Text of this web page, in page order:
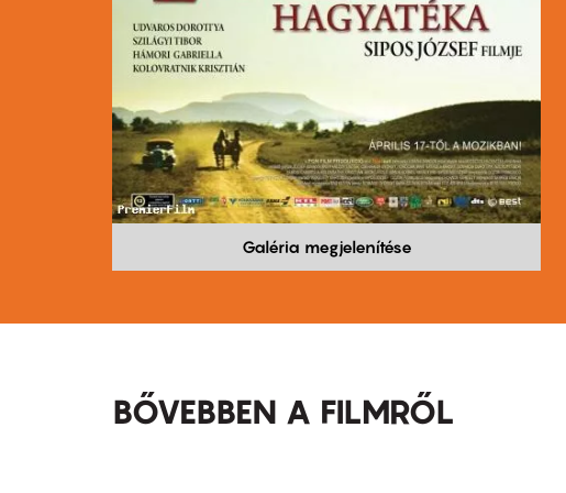
Galéria megjelenítése
BŐVEBBEN A FILMRŐL